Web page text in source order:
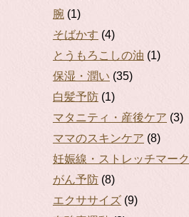
腕 (1)
そばかす (4)
とうもろこしの油 (1)
保湿・潤い (35)
白髪予防 (1)
マタニティ・産後ケア (3)
ママのスキンケア (8)
妊娠線・ストレッチマーク
がん予防 (8)
エクササイズ (9)